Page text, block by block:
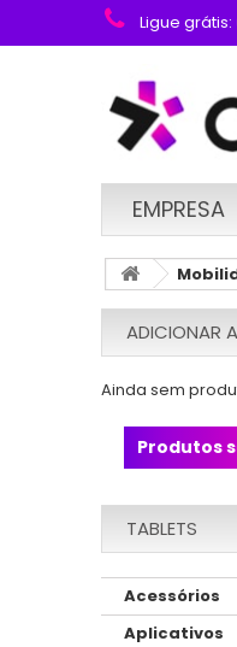
Ligue grátis:
EMPRESA
ADICIONAR
Ainda sem
Produtos
TABLETS
Acessórios
Aplicativos